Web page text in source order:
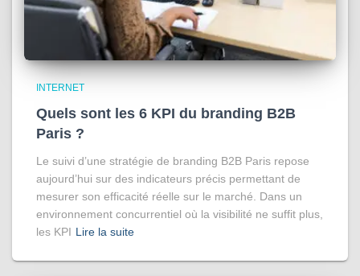
INTERNET
Quels sont les 6 KPI du branding B2B
Paris ?
Le suivi d’une stratégie de branding B2B Paris repose
aujourd’hui sur des indicateurs précis permettant de
mesurer son efficacité réelle sur le marché. Dans un
environnement concurrentiel où la visibilité ne suffit plus,
les KPI Lire la suite